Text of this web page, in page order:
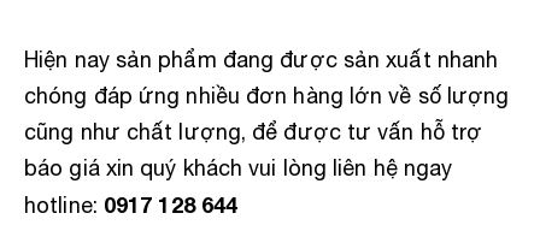
Hiện nay sản phẩm đang được sản xuất nhanh
chóng đáp ứng nhiều đơn hàng lớn về số lượng
cũng như chất lượng, để được tư vấn hỗ trợ
báo giá xin quý khách vui lòng liên hệ ngay
hotline: 0917 128 644